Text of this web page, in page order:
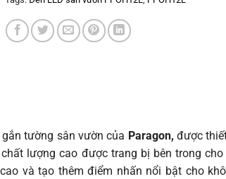
tường sân vườn của Paragon, được
lượng cao được trang bị bên trong
và tạo thêm điểm nhấn nổi bật cho